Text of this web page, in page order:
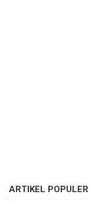
ARTIKEL POPULER